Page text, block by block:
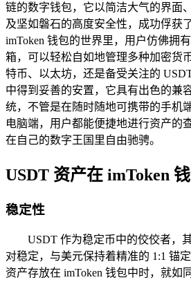
链的数字钱包，它以简洁大气的界面
及坚如磐石的高度安全性，成功俘获
imToken 钱包的世界里，用户仿佛拥
箱，可以轻松自如地管理多种加密货
特币、以太坊，还是备受关注的
中得到妥善的安置，它具有出色的兼
统，不管是在随时随地可携带的手机
电脑端，用户都能便捷地进行资产的
在自己的数字王国里自由驰骋。
USDT 资产在 imToken
稳定性
USDT 作为稳定币中的佼佼者，
对稳定，与美元保持着精准的 1:1 锚
资产存放在 imToken 钱包中时，就如